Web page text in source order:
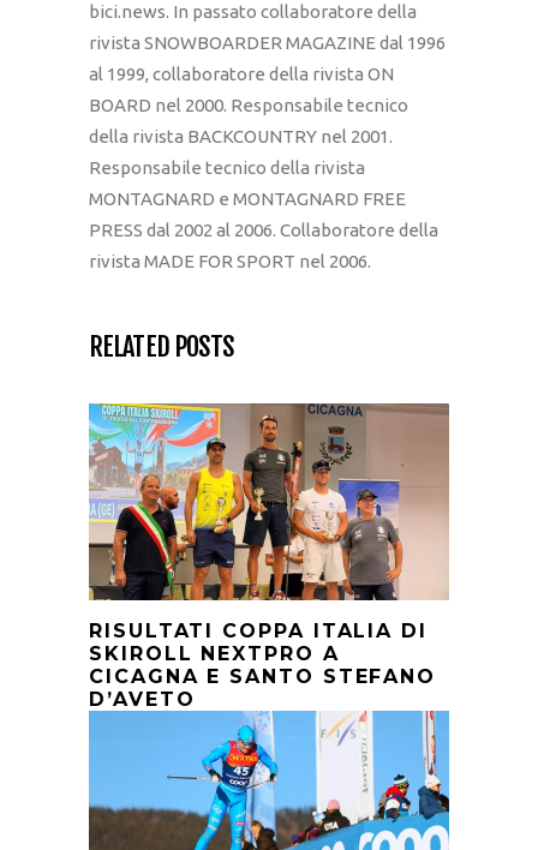
bici.news. In passato collaboratore della
rivista SNOWBOARDER MAGAZINE dal 1996
al 1999, collaboratore della rivista ON
BOARD nel 2000. Responsabile tecnico
della rivista BACKCOUNTRY nel 2001.
Responsabile tecnico della rivista
MONTAGNARD e MONTAGNARD FREE
PRESS dal 2002 al 2006. Collaboratore della
rivista MADE FOR SPORT nel 2006.
RELATED POSTS
RISULTATI COPPA ITALIA DI
SKIROLL NEXTPRO A
CICAGNA E SANTO STEFANO
D’AVETO